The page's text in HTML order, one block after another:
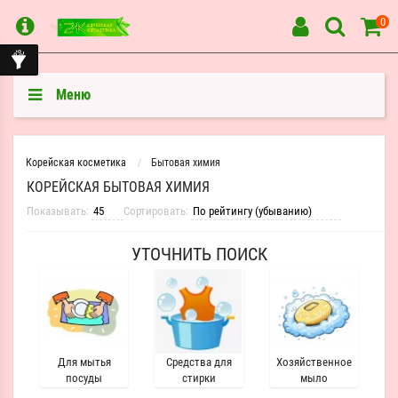
0
Меню
Корейская косметика Бытовая химия
КОРЕЙСКАЯ БЫТОВАЯ ХИМИЯ
Показывать: Сортировать:
УТОЧНИТЬ ПОИСК
Для мытья
посуды
Средства для
стирки
Хозяйственное
мыло